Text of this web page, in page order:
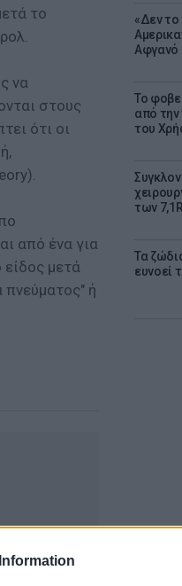
«Δεν το
Αφγανό
Το
από την
του
των
Τα
ευνοεί
το
να
στους
ότι οι
από ένα για
μετά
ή